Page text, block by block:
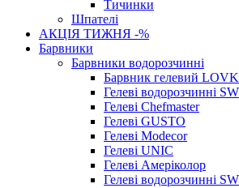
Тичинки
Шпателі
АКЦІЯ ТИЖНЯ -%
Барвники
Барвники водорозчинні
Барвник гелевий
Гелеві водорозчинні
Гелеві Chefmaster
Гелеві GUSTO
Гелеві Modecor
Гелеві UNIC
Гелеві Амеріколор
Гелеві водорозчинні